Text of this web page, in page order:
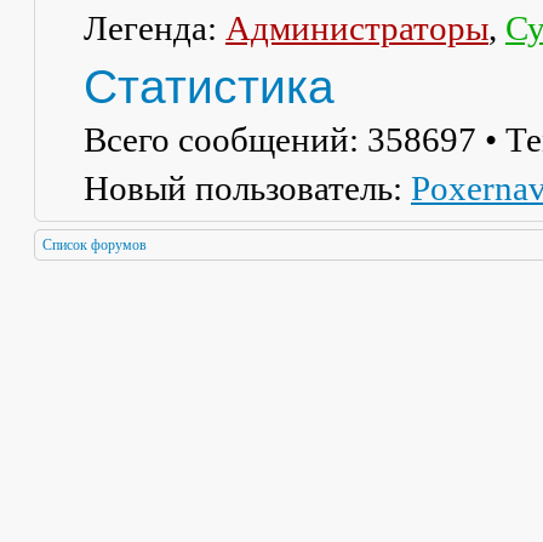
Легенда: Администраторы,
Статистика
Всего сообщений: 358697 •
Новый пользователь:
Список форумов